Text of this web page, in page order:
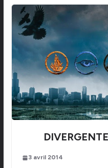
3 avril 2014